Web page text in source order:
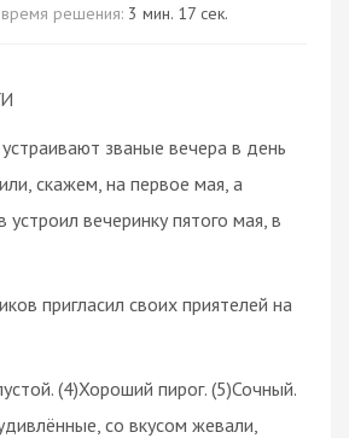
решения: 3 мин. 17 сек.
званые вечера в день
скажем, на первое мая, а
вечеринку пятого мая, в
пригласил своих приятелей на
(4)Хороший пирог. (5)Сочный.
со вкусом жевали,